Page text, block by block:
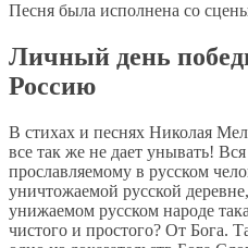
Песня была исполнена со
Личный день
Россию
В стихах и песнях Николая
все так же не дает унывать!
прославляемому в русском
уничтожаемой русской
унижаемом русском народе
чистого и простого? От Бога.